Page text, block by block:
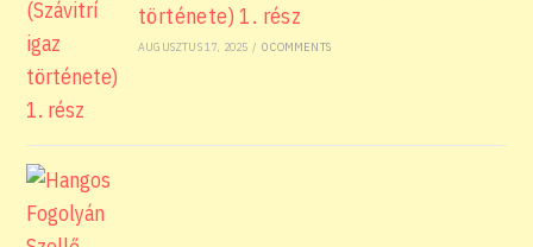
története) 1. rész
AUGUSZTUS 17, 2025 / 0 COMMENTS